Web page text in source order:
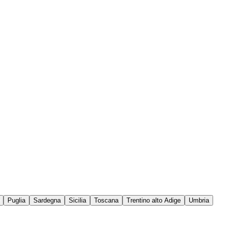
Puglia Sardegna Sicilia Toscana Trentino alto Adige
Umbria